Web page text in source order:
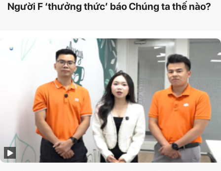
Người F ‘thưởng thức’ báo Chúng ta thế nào?